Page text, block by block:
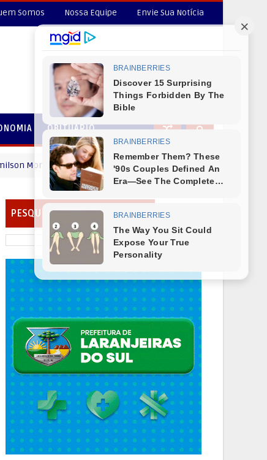
Somos Nossa Equipe Envie Sua Notícia
OBITUÁRIO
(Bico) deseja um Feliz dia dos Pais MENSAGEM DIA
PESQUISAR EM NOSSO PORTAL